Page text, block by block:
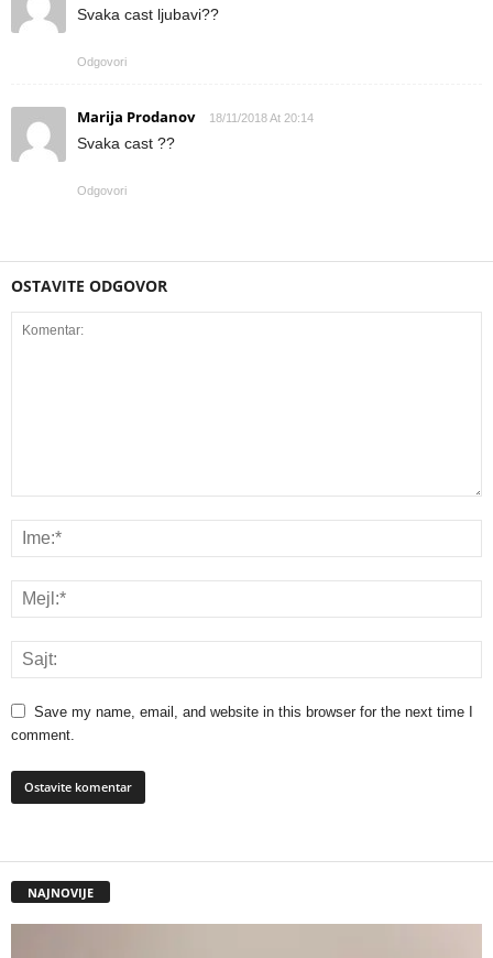
Svaka cast ljubavi??
Odgovori
Marija Prodanov 18/11/2018 At 20:14
Svaka cast ??
Odgovori
OSTAVITE ODGOVOR
Save my name, email, and website in this browser for the next time I
comment.
NAJNOVIJE